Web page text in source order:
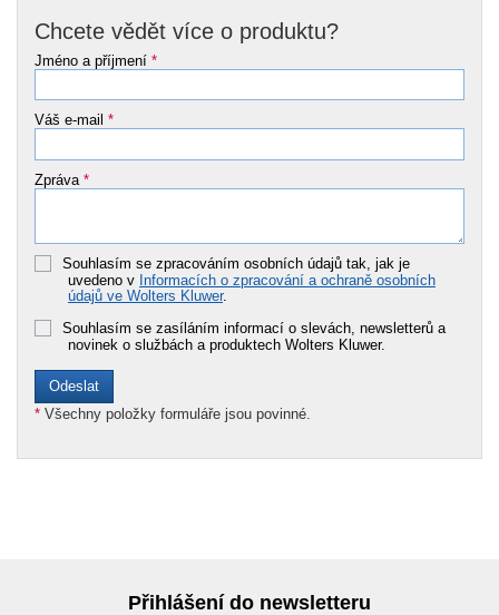
Chcete vědět více o produktu?
Jméno a příjmení *
Váš e-mail *
Zpráva *
Souhlasím se zpracováním osobních údajů tak, jak je
uvedeno v Informacích o zpracování a ochraně osobních
údajů ve Wolters Kluwer.
Souhlasím se zasíláním informací o slevách, newsletterů a
novinek o službách a produktech Wolters Kluwer.
* Všechny položky formuláře jsou povinné.
Přihlášení do newsletteru